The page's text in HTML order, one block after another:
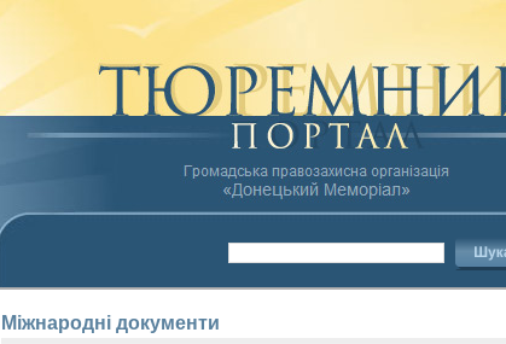
Міжнародні документи